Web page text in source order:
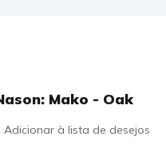
Mako - Oak
Adicionar à lista de desejos